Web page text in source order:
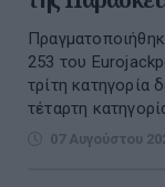
253 του
τρίτη κατηγορία
τέταρτη
07 Αυγούστου